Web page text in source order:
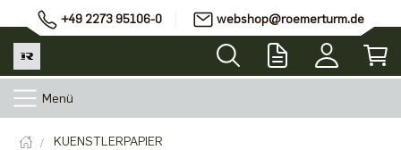
+49 2273 95106-0 webshop@roemerturm.de
Menü
KUENSTLERPAPIER